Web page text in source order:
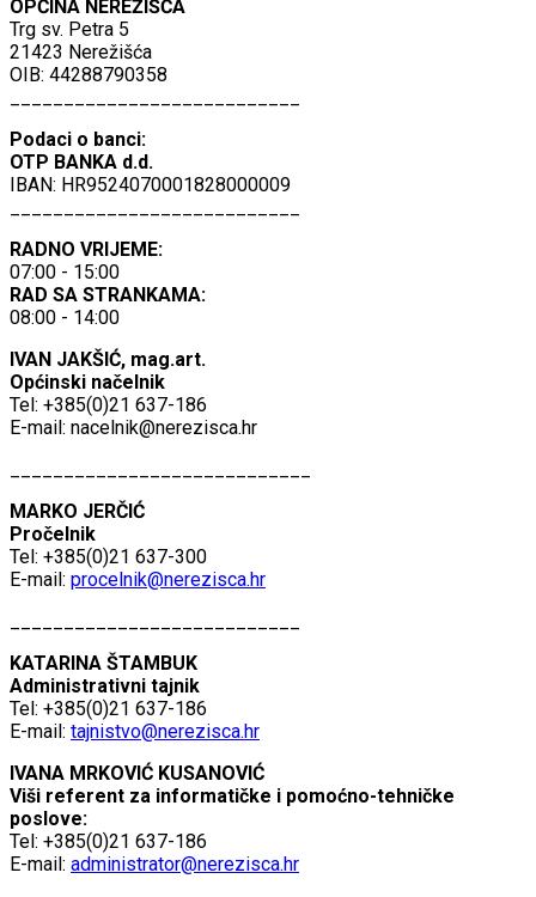
OPĆINA NEREŽIŠĆA
Trg sv. Petra 5
21423 Nerežišća
OIB: 44288790358
Podaci o banci:
OTP BANKA d.d.
IBAN: HR9524070001828000009
RADNO VRIJEME:
07:00 - 15:00
RAD SA STRANKAMA:
08:00 - 14:00
IVAN JAKŠIĆ, mag.art.
Općinski načelnik
Tel: +385(0)21 637-186
E-mail: nacelnik@nerezisca.hr
MARKO JERČIĆ
Pročelnik
Tel: +385(0)21 637-300
E-mail: procelnik@nerezisca.hr
KATARINA ŠTAMBUK
Administrativni tajnik
Tel: +385(0)21 637-186
E-mail: tajnistvo@nerezisca.hr
IVANA MRKOVIĆ KUSANOVIĆ
Viši referent za informatičke i pomoćno-tehničke
poslove:
Tel: +385(0)21 637-186
E-mail: administrator@nerezisca.hr